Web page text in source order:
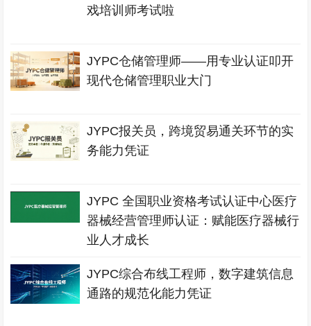
戏培训师考试啦
JYPC仓储管理师——用专业认证叩开
现代仓储管理职业大门
JYPC报关员，跨境贸易通关环节的实
务能力凭证
JYPC 全国职业资格考试认证中心医疗
器械经营管理师认证：赋能医疗器械行
业人才成长
JYPC综合布线工程师，数字建筑信息
通路的规范化能力凭证